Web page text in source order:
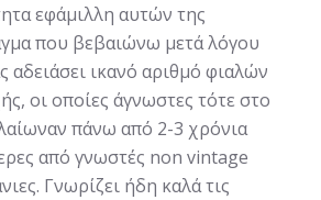
εφάμιλλη αυτών της
που βεβαιώνω μετά λόγου
αδειάσει ικανό αριθμό φιαλών
οι οποίες άγνωστες τότε στο
πάνω από 2-3 χρόνια
από γνωστές non vintage
Γνωρίζει ήδη καλά τις